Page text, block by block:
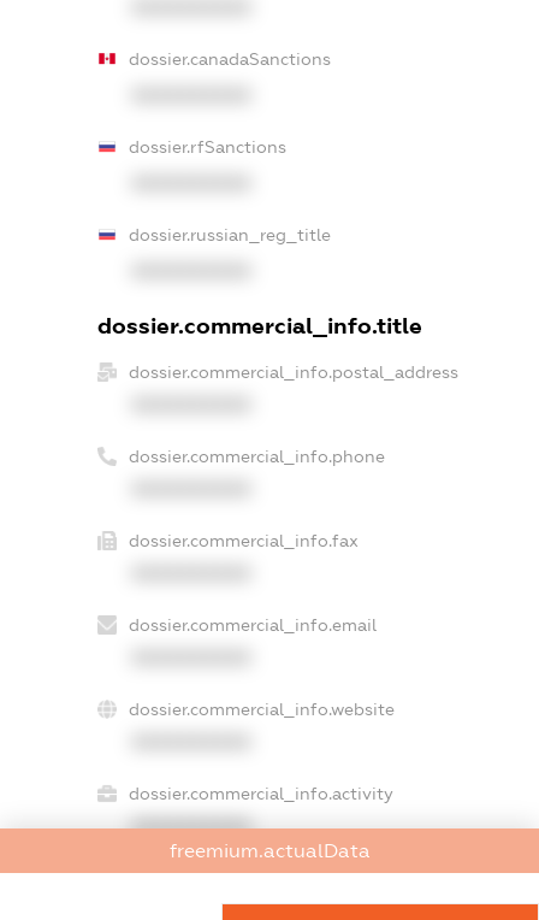
dossier.canadaSanctions
dossier.rfSanctions
dossier.russian_reg_title
dossier.commercial_info.title
dossier.commercial_info.postal_address
dossier.commercial_info.phone
dossier.commercial_info.fax
dossier.commercial_info.email
dossier.commercial_info.website
dossier.commercial_info.activity
XXXXXXXXXX
freemium.actualData